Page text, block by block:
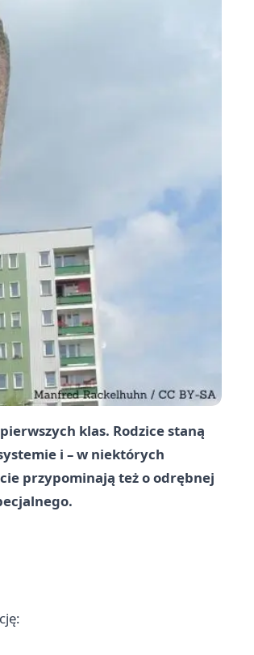
klas. Rodzice staną
i – w niektórych
przypominają też o odrębnej